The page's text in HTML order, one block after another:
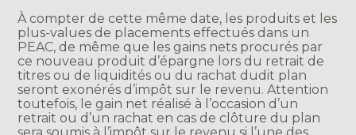
À compter de cette même date, les produits et les
plus-values de placements effectués dans un
PEAC, de même que les gains nets procurés par
ce nouveau produit d’épargne lors du retrait de
titres ou de liquidités ou du rachat dudit plan
seront exonérés d’impôt sur le revenu. Attention
toutefois, le gain net réalisé à l’occasion d’un
retrait ou d’un rachat en cas de clôture du plan
sera soumis à l’impôt sur le revenu si l’une des